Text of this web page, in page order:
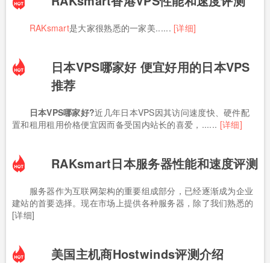
RAKsmart是大家很熟悉的一家美...... [详细]
日本VPS哪家好 便宜好用的日本VPS
推荐
日本VPS哪家好?近几年日本VPS因其访问速度快、硬件配
置和租用租用价格便宜因而备受国内站长的喜爱，...... [详细]
RAKsmart日本服务器性能和速度评测
服务器作为互联网架构的重要组成部分，已经逐渐成为企业
建站的首要选择。现在市场上提供各种服务器，除了我们熟悉的
[详细]
美国主机商Hostwinds评测介绍